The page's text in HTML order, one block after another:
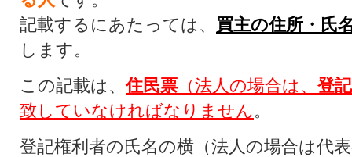
記載するにあたっては、 買主の住所・氏
します。
この記載は、住民票 （法人の場合は、 登
致していなければなりません。
登記権利者の氏名の横（法人の場合は代